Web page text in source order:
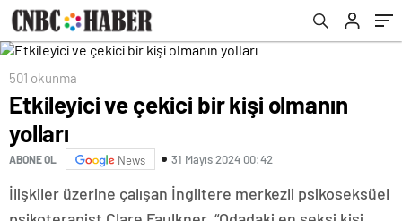
501 okunma
Etkileyici ve çekici bir kişi olmanın
yolları
ABONE OL News 31 Mayıs 2024 00:42
İlişkiler üzerine çalışan İngiltere merkezli psikoseksüel